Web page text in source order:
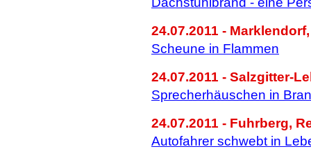
24.07.2011 -
Scheune in Flammen
24.07.2011 - Salzgitter-
Sprecherhäuschen in
24.07.2011 - Fuhrberg,
Autofahrer schwebt in